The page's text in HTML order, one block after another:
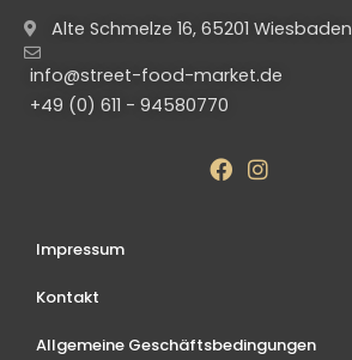
Alte Schmelze 16, 65201 Wiesbaden
info@street-food-market.de
+49 (0) 611 - 94580770
Impressum
Kontakt
Allgemeine Geschäftsbedingungen